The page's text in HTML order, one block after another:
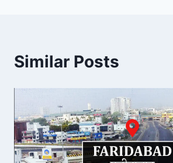
Similar Posts